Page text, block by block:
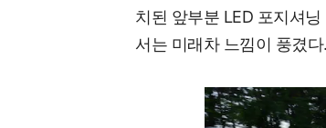
치된 앞부분 LED 포지셔
서는 미래차 느낌이 풍겼다.